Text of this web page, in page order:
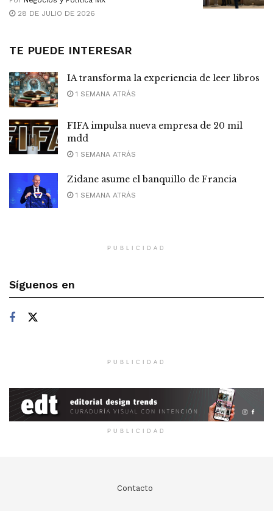
28 DE JULIO DE 2026
TE PUEDE INTERESAR
IA transforma la experiencia de leer libros
1 SEMANA ATRÁS
FIFA impulsa nueva empresa de 20 mil
mdd
1 SEMANA ATRÁS
Zidane asume el banquillo de Francia
1 SEMANA ATRÁS
PUBLICIDAD
Síguenos en
PUBLICIDAD
PUBLICIDAD
Contacto